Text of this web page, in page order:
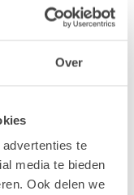
Over
te
media te bieden
Ook delen we
€18,09
€24,19